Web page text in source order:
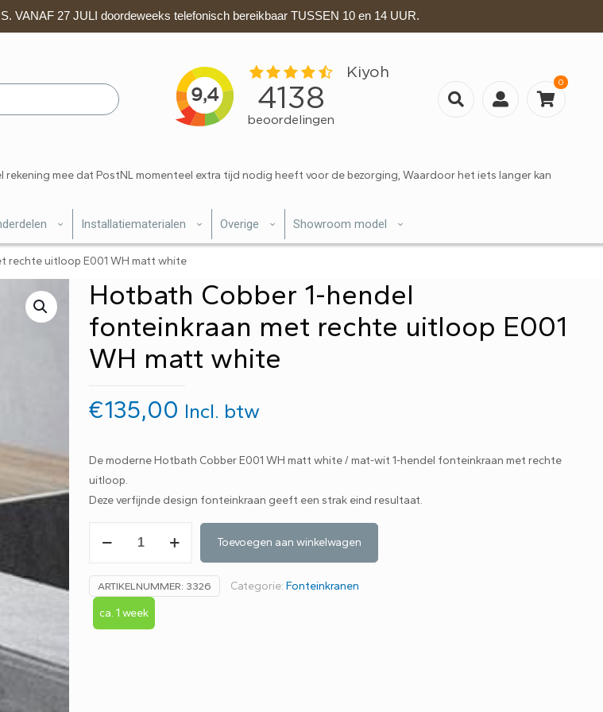
VANAF 27 JULI doordeweeks telefonisch bereikbaar TUSSEN 10 en 14 UUR.
0
mee dat PostNL momenteel extra tijd nodig heeft voor de bezorging, Waardoor het iets langer kan
Installatiematerialen Overige Showroom model
rechte uitloop E001 WH matt white
Hotbath Cobber 1-hendel
fonteinkraan met rechte uitloop E001
WH matt white
€135,00 Incl. btw
De moderne Hotbath Cobber E001 WH matt white / mat-wit 1-hendel fonteinkraan met rechte
uitloop.
Deze verfijnde design fonteinkraan geeft een strak eind resultaat.
hendel
fonteinkraan
met
Toevoegen aan winkelwagen
ARTIKELNUMMER: 3326 Categorie:Fonteinkranen
ca. 1 week